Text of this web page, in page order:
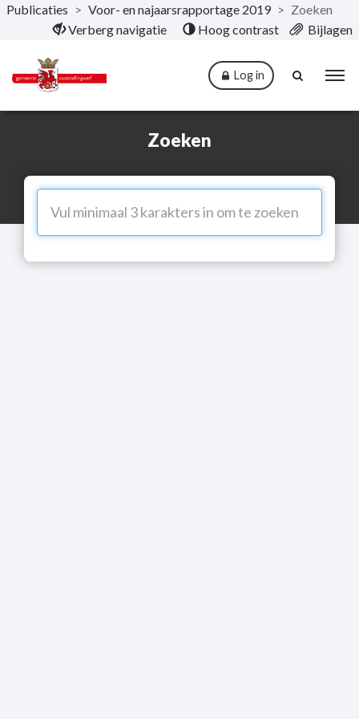
Naar hoofdinhoud
Publicaties > Voor- en najaarsrapportage 2019 > Zoeken
Verberg navigatie
Hoog contrast Bijlagen
Log in
Zoeken